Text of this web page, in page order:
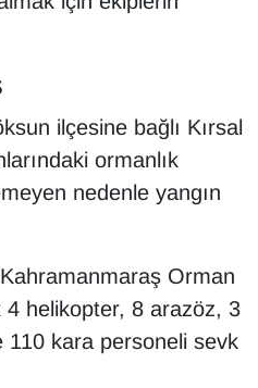
ilçesine bağlı Kırsal
ormanlık
nedenle yangın
Orman
helikopter, 8 arazöz, 3
110 kara personeli sevk